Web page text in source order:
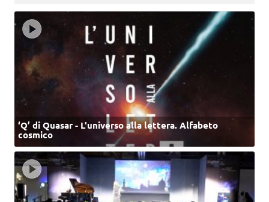
‘Q’ di Quasar - L'universo alla lettera. Alfabeto
cosmico